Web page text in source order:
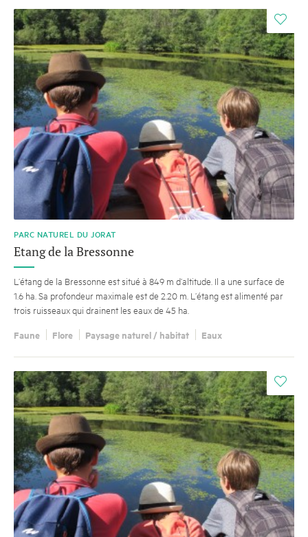
i
PARC NATUREL DU JORAT
Etang de la Bressonne
L’étang de la Bressonne est situé à 849 m d’altitude. Il a une surface de
1.6 ha. Sa profondeur maximale est de 2.20 m. L’étang est alimenté par
trois ruisseaux qui drainent les eaux de 45 ha.
Faune Flore Paysage naturel / habitat Eaux
i